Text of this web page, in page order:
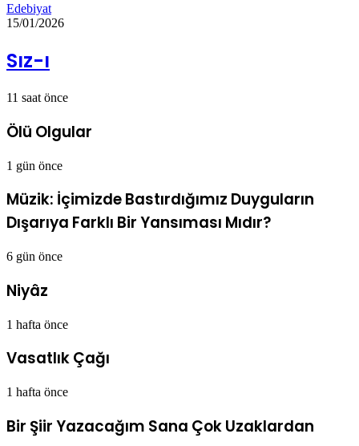
Edebiyat
15/01/2026
Sız-ı
11 saat önce
Ölü Olgular
1 gün önce
Müzik: İçimizde Bastırdığımız Duyguların
Dışarıya Farklı Bir Yansıması Mıdır?
6 gün önce
Niyâz
1 hafta önce
Vasatlık Çağı
1 hafta önce
Bir Şiir Yazacağım Sana Çok Uzaklardan